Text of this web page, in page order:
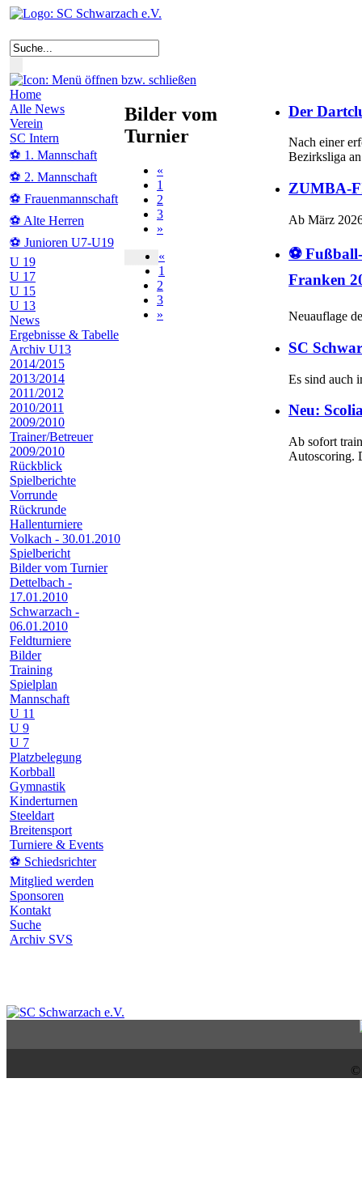
Home
Alle News
Verein
SC Intern
⚽ 1. Mannschaft
⚽ 2. Mannschaft
⚽ Frauenmannschaft
⚽ Alte Herren
⚽ Junioren U7-U19
U 19
U 17
U 15
U 13
News
Ergebnisse & Tabelle
Archiv U13
2014/2015
2013/2014
2011/2012
2010/2011
2009/2010
Trainer/Betreuer
2009/2010
Rückblick
Spielberichte
Vorrunde
Rückrunde
Hallenturniere
Volkach - 30.01.2010
Spielbericht
Bilder vom Turnier
Dettelbach -
17.01.2010
Schwarzach -
06.01.2010
Feldturniere
Bilder
Training
Spielplan
Mannschaft
U 11
U 9
U 7
Platzbelegung
Korbball
Gymnastik
Kinderturnen
Steeldart
Breitensport
Turniere & Events
⚽ Schiedsrichter
Mitglied werden
Sponsoren
Kontakt
Suche
Archiv SVS
Bilder vom
Turnier
«
1
2
3
»
«
1
2
3
»
Der
Nach einer
Bezirksliga
ZUMBA-
Ab März
⚽
Franken
Neuauflage
SC
Es sind auch
Neu:
Ab sofort
Autoscoring.
©